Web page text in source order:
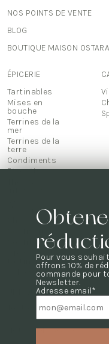
Pour vous
offrons 10% de
commande pour
Newsletter.
Adresse email*
NOS POINTS DE VENTE
BLOG
BOUTIQUE MAISON
ÉPICERIE
Tartinables
Mises en
bouche
Terrines de la
mer
Terrines de la
terre
Condiments
Biscuits
d'exception
Chocolats
Confiseries
Confitures
Miels & pâte à
tartiner
UNE QUESTION ?
Toutes les questions
NOUS CONTACTER